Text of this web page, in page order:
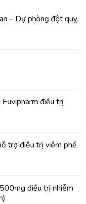
– Dự phòng đột quỵ,
điều trị
trợ điều trị viêm phế
điều trị nhiễm